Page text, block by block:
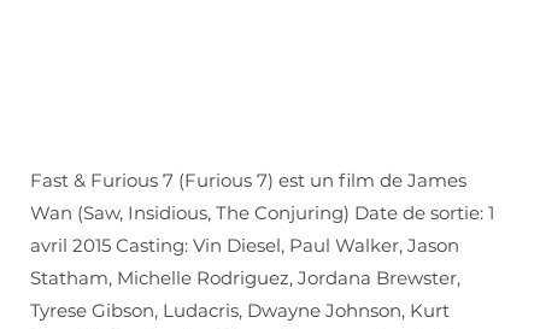
Fast & Furious 7 (Furious 7) est un film de James
Wan (Saw, Insidious, The Conjuring) Date de sortie: 1
avril 2015 Casting: Vin Diesel, Paul Walker, Jason
Statham, Michelle Rodriguez, Jordana Brewster,
Tyrese Gibson, Ludacris, Dwayne Johnson, Kurt